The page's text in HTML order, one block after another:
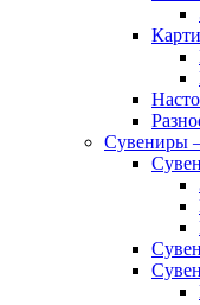
Сувениры